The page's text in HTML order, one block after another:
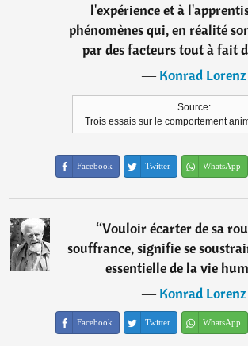
l'expérience et à
phénomènes qui, en réalité
par des facteurs tout à fait
―Konrad Lorenz
Source:
Trois essais sur le comportement
Facebook Twitter WhatsApp
“Vouloir écarter de sa
souffrance, signifie se
essentielle de la vie
―Konrad Lorenz
Facebook Twitter WhatsApp